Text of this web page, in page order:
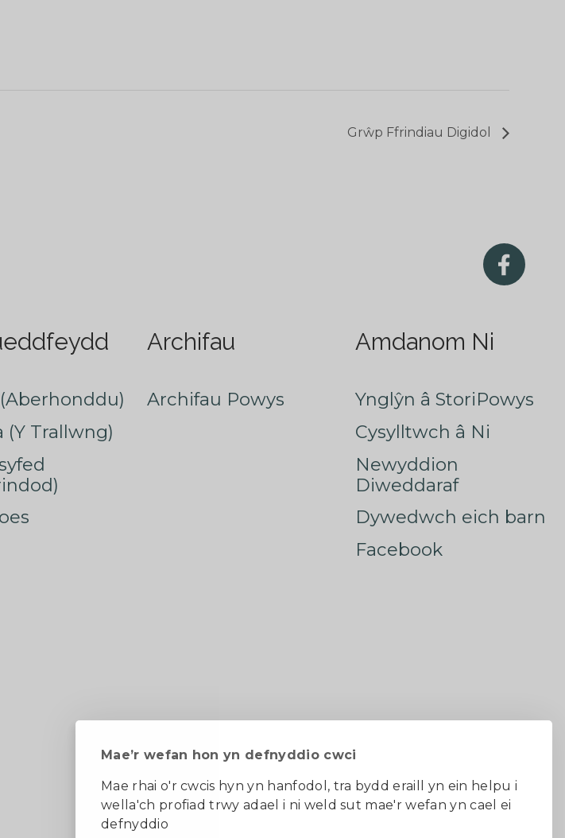
Mae’r wefan hon yn defnyddio cwci
Mae rhai o'r cwcis hyn yn hanfodol, tra bydd eraill yn ein helpu i
wella'ch profiad trwy adael i ni weld sut mae'r wefan yn cael ei
defnyddio
Grŵp Ffrindiau Digidol
(Y Trallwng)
Archifau
Archifau Powys
Amdanom Ni
Ynglŷn â StoriPowys
Cysylltwch â Ni
Newyddion
Diweddaraf
Dywedwch eich barn
Facebook